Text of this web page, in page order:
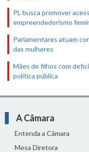
PL busca promover
empreendedorismo
Parlamentares atuam
das mulheres
Mães de filhos com
política pública
A Câmara
Entenda a Câmara
Mesa Diretora